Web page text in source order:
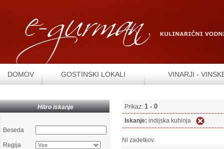
DOMOV GOSTINSKI LOKALI VINARJI -
Hitro iskanje
Beseda
Regija
Prikaz: 1 - 0
Iskanje: indijska kuhinja
Ni zadetkov.